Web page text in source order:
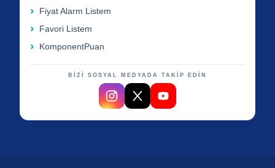
Fiyat Alarm Listem
Favori Listem
KomponentPuan
BİZİ SOSYAL MEDYADA TAKİP EDİN